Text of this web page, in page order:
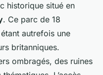
historique situé en
. Ce parc de 18
autrefois une
britanniques.
ombragés, des ruines